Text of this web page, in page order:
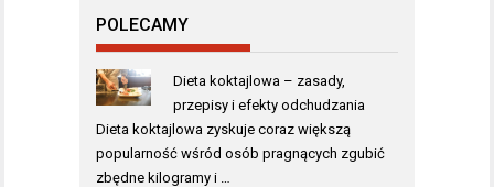
POLECAMY
Dieta koktajlowa – zasady,
przepisy i efekty odchudzania
Dieta koktajlowa zyskuje coraz większą
popularność wśród osób pragnących zgubić
zbędne kilogramy i …